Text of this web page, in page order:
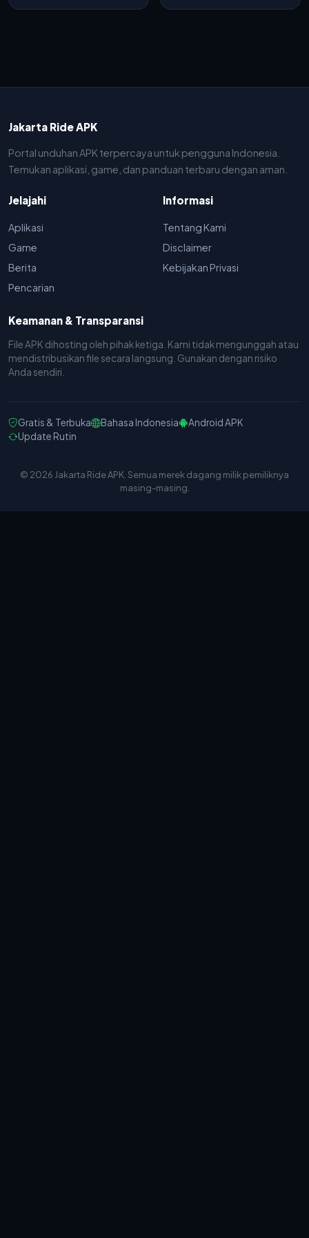
Jakarta Ride APK
Portal unduhan APK terpercaya untuk pengguna Indonesia.
Temukan aplikasi, game, dan panduan terbaru dengan aman.
Jelajahi
Aplikasi
Game
Berita
Pencarian
Informasi
Tentang Kami
Disclaimer
Kebijakan Privasi
Keamanan & Transparansi
File APK dihosting oleh pihak ketiga. Kami tidak mengunggah atau
mendistribusikan file secara langsung. Gunakan dengan risiko
Anda sendiri.
Gratis & Terbuka Bahasa Indonesia
Android APK
Update Rutin
© 2026 Jakarta Ride APK. Semua merek dagang milik pemiliknya
masing-masing.